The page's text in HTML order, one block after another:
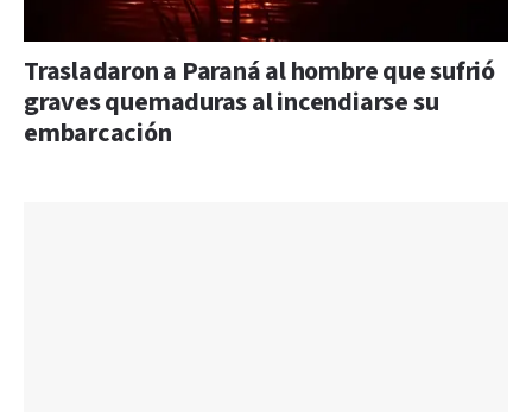
Trasladaron a Paraná al hombre que sufrió
graves quemaduras al incendiarse su
embarcación